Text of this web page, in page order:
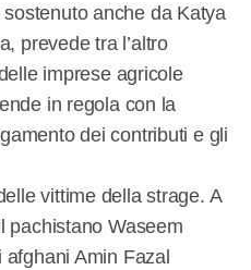
anche da Katya
prevede tra l’altro
imprese agricole
in regola con la
dei contributi e gli
vittime della strage. A
pachistano Waseem
Amin Fazal